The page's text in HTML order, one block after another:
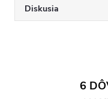
Diskusia
6